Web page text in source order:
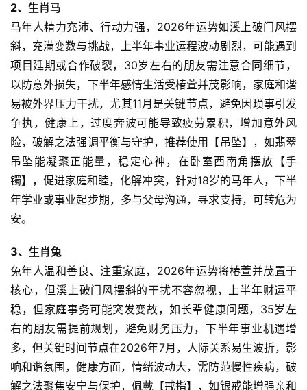
2、生肖马
马年人精力充沛、行动力强，2026年运势如溪上破门风摆
斜，充满变数与挑战，上半年事业运程波动剧烈，可能遇到
项目延期或合作破裂，30岁左右的朋友需注意合同细节，
以防意外损失，下半年感情生活受椿萱并茂影响，家庭和谐
易被外界压力干扰，尤其11月是关键节点，避免因琐事引发
争执，健康上，过度奔波可能导致疲劳累积，增加意外风
险，破解之法强调平衡与守护，推荐使用【吊坠】，如翡翠
吊坠能凝聚正能量，稳定心神，在卧室西南角摆放【手
镯】，促进家庭和睦，化解冲突，针对18岁的马年人，下半
年学业或事业起步期，多与父母沟通，寻求支持，可转危为
安。
3、生肖兔
兔年人温和善良、注重家庭，2026年运势将椿萱并茂置于
核心，但溪上破门风摆斜的干扰不容忽视，上半年财运平
稳，但家庭事务可能突发变故，如长辈健康问题，35岁左
右的朋友需提前规划，避免财务压力，下半年事业机遇增
多，但关键时间节点在2026年7月，人际关系易生波折，影
响和谐氛围，健康方面，情绪波动大，需防范慢性疾病，破
解之法聚焦安宁与保护，佩戴【戒指】，如银戒能增强亲和